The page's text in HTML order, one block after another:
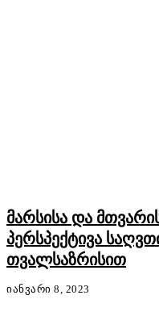
მარსისა და
პერსპექტივა
თვალსაზრისით
ᲘᲐᲜᲕᲐᲠᲘ 8, 2023